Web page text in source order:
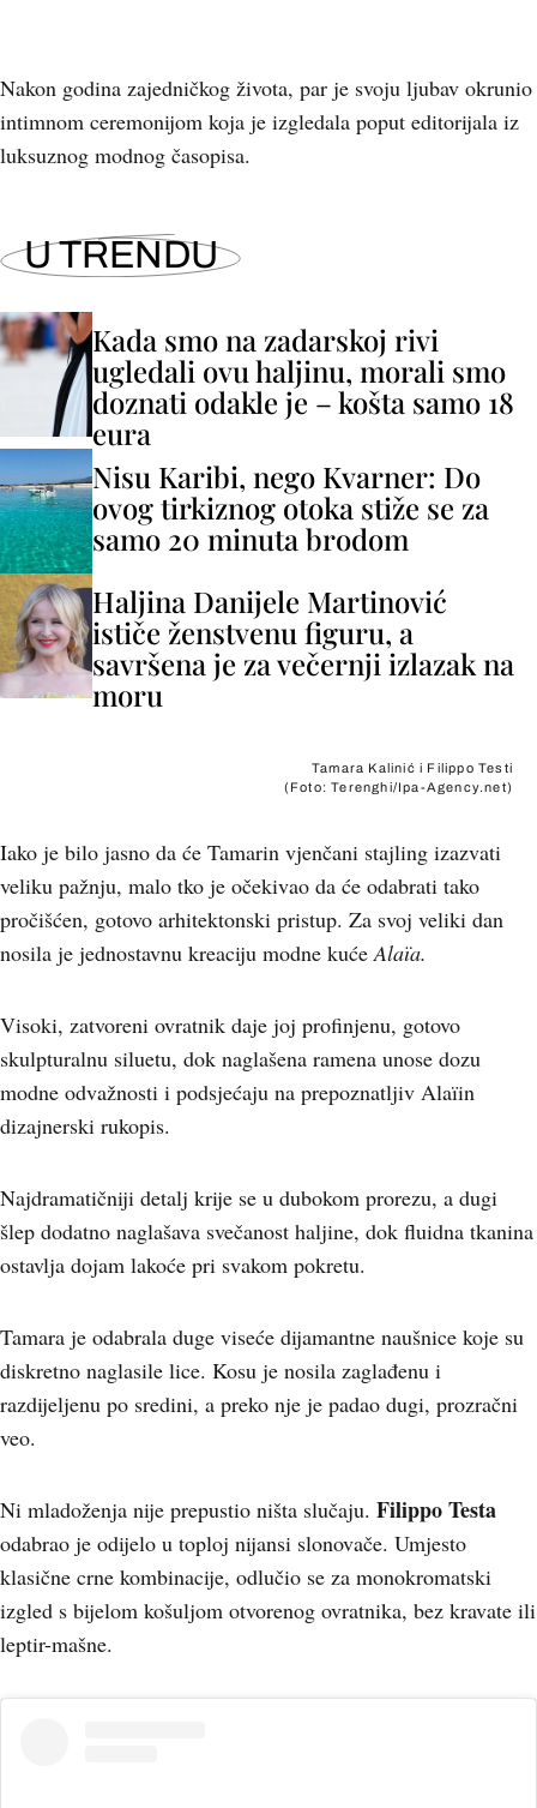
Nakon godina zajedničkog života, par je svoju ljubav okrunio
intimnom ceremonijom koja je izgledala poput editorijala iz
luksuznog modnog časopisa.
U TRENDU
Kada smo na zadarskoj rivi
ugledali ovu haljinu, morali smo
doznati odakle je – košta samo 18
eura
Nisu Karibi, nego Kvarner: Do
ovog tirkiznog otoka stiže se za
samo 20 minuta brodom
Haljina Danijele Martinović
ističe ženstvenu figuru, a
savršena je za večernji izlazak na
moru
Tamara Kalinić i Filippo Testi
(Foto: Terenghi/Ipa-Agency.net)
Iako je bilo jasno da će Tamarin vjenčani stajling izazvati
veliku pažnju, malo tko je očekivao da će odabrati tako
pročišćen, gotovo arhitektonski pristup. Za svoj veliki dan
nosila je jednostavnu kreaciju modne kućeAlaïa.
Visoki, zatvoreni ovratnik daje joj profinjenu, gotovo
skulpturalnu siluetu, dok naglašena ramena unose dozu
modne odvažnosti i podsjećaju na prepoznatljiv Alaïin
dizajnerski rukopis.
Najdramatičniji detalj krije se u dubokom prorezu, a dugi
šlep dodatno naglašava svečanost haljine, dok fluidna tkanina
ostavlja dojam lakoće pri svakom pokretu.
Tamara je odabrala duge viseće dijamantne naušnice koje su
diskretno naglasile lice. Kosu je nosila zaglađenu i
razdijeljenu po sredini, a preko nje je padao dugi, prozračni
veo.
Ni mladoženja nije prepustio ništa slučaju. Filippo Testa
odabrao je odijelo u toploj nijansi slonovače. Umjesto
klasične crne kombinacije, odlučio se za monokromatski
izgled s bijelom košuljom otvorenog ovratnika, bez kravate ili
leptir-mašne.